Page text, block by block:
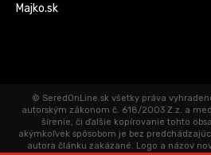
Majko.sk
© SeredOnLine.sk všetky práva
autorským zákonom č. 618/2003 Z.z. a
šírenie, či ďalšie kopírovanie tohto
akýmkoľvek spôsobom je bez
autora článku zakázané. Logo a názov